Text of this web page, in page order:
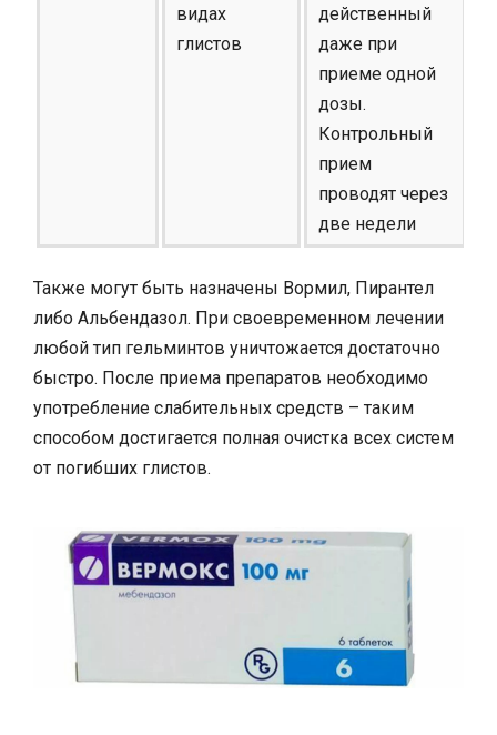
видах
глистов
действенный
даже при
приеме одной
дозы.
Контрольный
прием
проводят через
две недели
Также могут быть назначены Вормил, Пирантел
либо Альбендазол. При своевременном лечении
любой тип гельминтов уничтожается достаточно
быстро. После приема препаратов необходимо
употребление слабительных средств – таким
способом достигается полная очистка всех систем
от погибших глистов.